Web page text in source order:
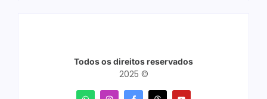
Todos os direitos reservados
2025 ©